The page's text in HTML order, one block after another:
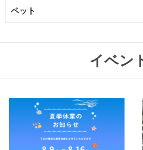
ペット
イベン